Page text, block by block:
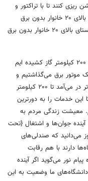
کنند تا با تراکتور و
وانت در آن حرکت کنیم. الان ما در کشور، روستای بالای ۲۰ خانوار بدون برق
نداریم. ما چند سال قبل جشن گرفتیم و گفتیم روستای بالای ۲۰ خانوار بدون برق
حتی در جاهایی اضافه خرج کرده ایم. یک روستا را ۲۰۰ کیلومتر گاز کشیده ایم
موتور برق می‌گذاشتیم و
روستا را با موتور برق گرم می‌کردیم، برایمان ارزان تر در می‌آمد تا ۲۰۰ کیلومتر
این خدمات را به دورترین
معیشت زندگی مردم به
جوان‌ها و اشتغال {تحت
می‌دانید که صندلی‌های
دارند با هم رقابت
نور می‌گوید اگر آینده
ما وضعیت به این